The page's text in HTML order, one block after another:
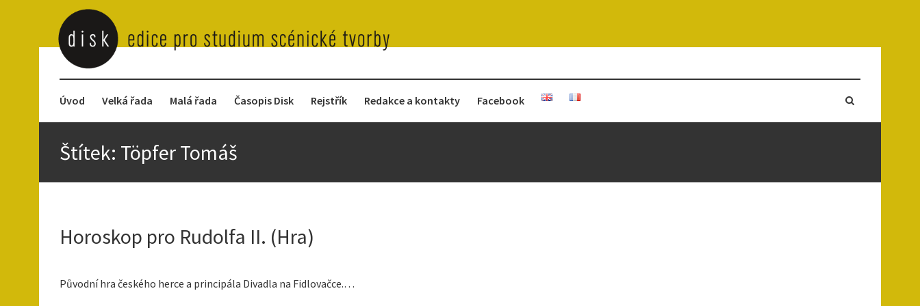
Úvod Velká řada Malá řada Časopis Disk Rejstřík Redakce a kontakty Facebook
Štítek: Töpfer Tomáš
Horoskop pro Rudolfa II. (Hra)
Původní hra českého herce a principála Divadla na Fidlovačce.…